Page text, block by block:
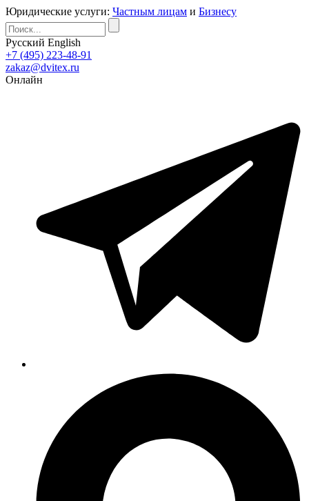
Юридические услуги: Частным лицам и Бизнесу
Русский English
+7 (495) 223-48-91
zakaz@dvitex.ru
Онлайн